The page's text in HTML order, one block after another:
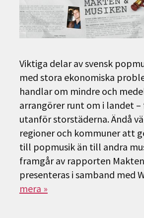
Viktiga delar av svensk
med stora ekonomiska
handlar om mindre och
arrangörer runt om i landet
utanför storstäderna. Ändå
regioner och kommuner att
till popmusik än till andra
framgår av rapporten
presenteras i samband med
mera »